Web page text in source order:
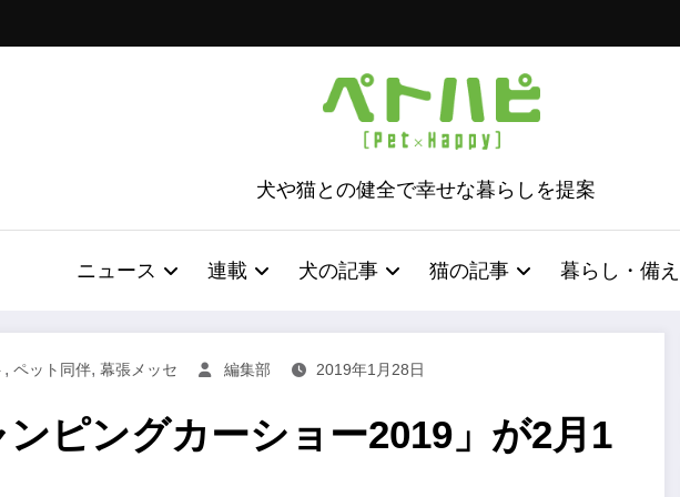
犬や猫との健全で幸せな暮らしを提案
ニュース 連載 犬の記事 猫の記事 暮らし・備え
, ペット同伴, 幕張メッセ 編集部 2019年1月28日
ンピングカーショー2019」が2月1